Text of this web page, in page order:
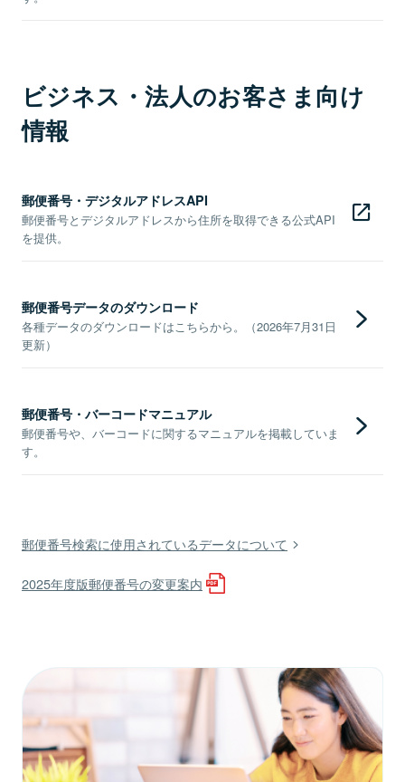
ビジネス・法人のお客さま向け
情報
郵便番号・デジタルアドレスAPI
郵便番号とデジタルアドレスから住所を取得できる公式API
を提供。
郵便番号データのダウンロード
各種データのダウンロードはこちらから。（2026年7月31日
更新）
郵便番号・バーコードマニュアル
郵便番号や、バーコードに関するマニュアルを掲載していま
す。
郵便番号検索に使用されているデータについて
2025年度版郵便番号の変更案内